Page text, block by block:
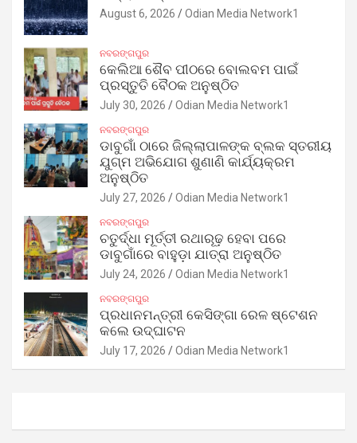
August 6, 2026 Odian Media Network1
ନବରଙ୍ଗପୁର
କେଲିଆ ଶୈବ ପୀଠରେ ବୋଲବମ ପାଇଁ
ପ୍ରସ୍ତୁତି ବୈଠକ ଅନୁଷ୍ଠିତ
July 30, 2026 Odian Media Network1
ନବରଙ୍ଗପୁର
ଡାବୁଗାଁ ଠାରେ ଜିଲ୍ଲାପାଳଙ୍କ ବ୍ଲକ ସ୍ତରୀୟ
ଯୁଗ୍ମ ଅଭିଯୋଗ ଶୁଣାଣି କାର୍ଯ୍ୟକ୍ରମ
ଅନୁଷ୍ଠିତ
July 27, 2026 Odian Media Network1
ନବରଙ୍ଗପୁର
ଚତୁର୍ଦ୍ଧା ମୂର୍ତ୍ତୀ ରଥାରୂଢ଼ ହେବା ପରେ
ଡାବୁଗାଁରେ ବାହୁଡ଼ା ଯାତ୍ରା ଅନୁଷ୍ଠିତ
July 24, 2026 Odian Media Network1
ନବରଙ୍ଗପୁର
ପ୍ରଧାନମନ୍ତ୍ରୀ କେସିଙ୍ଗା ରେଳ ଷ୍ଟେଶନ
କଲେ ଉଦ୍‌ଘାଟନ
July 17, 2026 Odian Media Network1